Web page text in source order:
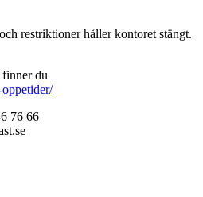
restriktioner håller kontoret stängt.
du
76 66